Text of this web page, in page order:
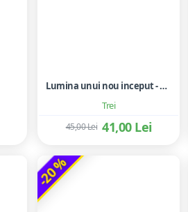
Trei
Lumina unui nou inceput - Agnès Martin-Lugand
41,00 Lei
45,00 Lei
-20 %